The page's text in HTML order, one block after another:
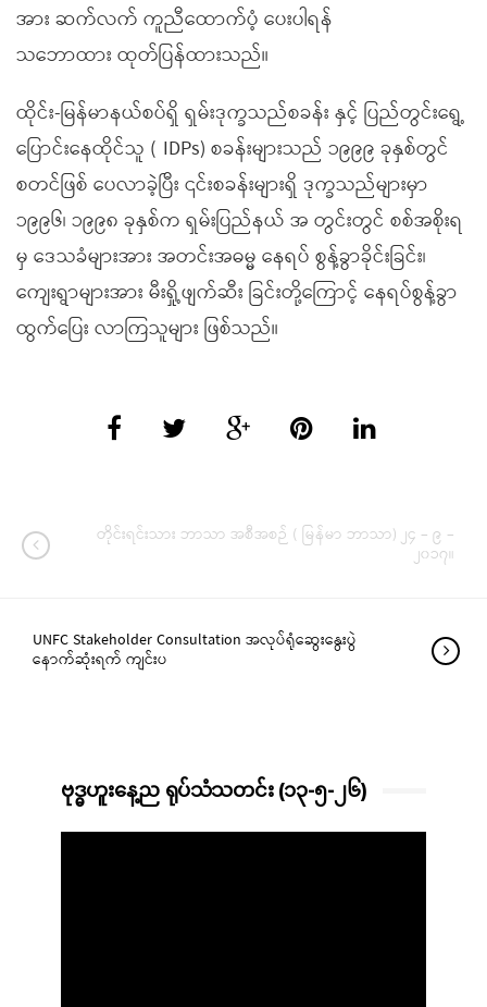
အား ဆက်လက် ကူညီထောက်ပံ့ ပေးပါရန်
သဘောထား ထုတ်ပြန်ထားသည်။
ထိုင်း-မြန်မာနယ်စပ်ရှိ ရှမ်းဒုက္ခသည်စခန်း နှင့် ပြည်တွင်းရွေ့
ပြောင်းနေထိုင်သူ ( IDPs) စခန်းများသည် ၁၉၉၉ ခုနှစ်တွင်
စတင်ဖြစ် ပေလာခဲ့ပြီး ၎င်းစခန်းများရှိ ဒုက္ခသည်များမှာ
၁၉၉၆၊ ၁၉၉၈ ခုနှစ်က ရှမ်းပြည်နယ် အ တွင်းတွင် စစ်အစိုးရ
မှ ဒေသခံများအား အတင်းအဓမ္မ နေရပ် စွန့်ခွာခိုင်းခြင်း၊
ကျေးရွာများအား မီးရှို့ဖျက်ဆီး ခြင်းတို့ကြောင့် နေရပ်စွန့်ခွာ
ထွက်ပြေး လာကြသူများ ဖြစ်သည်။
တိုင်းရင်းသား ဘာသာ အစီအစဉ် ( မြန်မာ ဘာသာ) ၂၄ – ၉ –
၂၀၁၇။
UNFC Stakeholder Consultation အလုပ်ရုံဆွေးနွေးပွဲ
နောက်ဆုံးရက် ကျင်းပ
ဗုဒ္ဓဟူးနေ့ည ရုပ်သံသတင်း (၁၃-၅-၂၆)